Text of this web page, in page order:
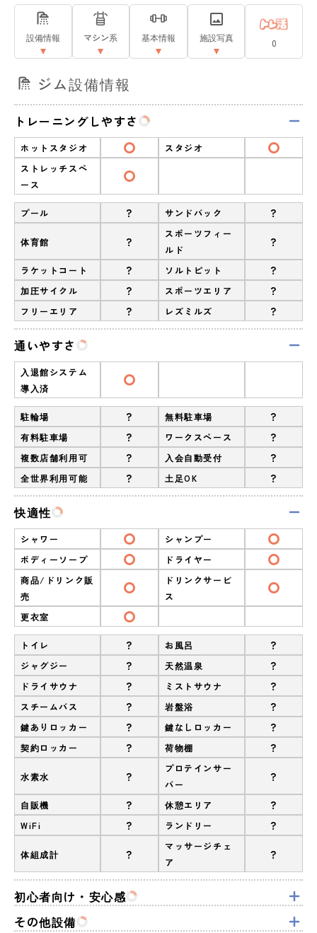
設備情報 マシン系 基本情報 施設写真 0
ジム設備情報
トレーニングしやすさ
ホットスタジオ
スタジオ
ストレッチスペ
ース
プール ? サンドバック ?
体育館 ?
スポーツフィー
ルド
?
ラケットコート ? ソルトピット ?
加圧サイクル ? スポーツエリア ?
フリーエリア ? レズミルズ ?
通いやすさ
入退館システム
導入済
駐輪場 ? 無料駐車場 ?
有料駐車場 ? ワークスペース ?
複数店舗利用可 ? 入会自動受付 ?
全世界利用可能 ? 土足OK ?
快適性
シャワー
シャンプー
ボディーソープ
ドライヤー
商品/ドリンク販
売
ドリンクサービ
ス
更衣室
トイレ ? お風呂 ?
ジャグジー ? 天然温泉 ?
ドライサウナ ? ミストサウナ ?
スチームバス ? 岩盤浴 ?
鍵ありロッカー ? 鍵なしロッカー ?
契約ロッカー ? 荷物棚 ?
水素水 ?
プロテインサー
バー
?
自販機 ? 休憩エリア ?
WiFi ? ランドリー ?
体組成計 ?
マッサージチェ
ア
?
初心者向け・安心感
その他設備